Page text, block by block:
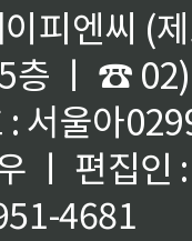
피엔씨 (
층 ㅣ ☎
: 서울아
ㅣ 편집인
4681